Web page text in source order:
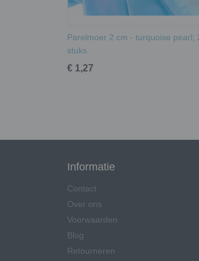
Parelmoer 2 cm - turquoise pearl;
stuks
€ 1,27
Informatie
Contact
Over ons
Voorwaarden
Blog
Retourneren